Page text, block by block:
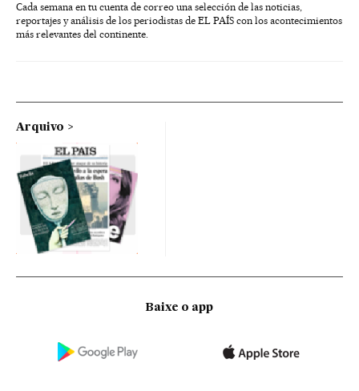
Cada semana en tu cuenta de correo una selección de las noticias,
reportajes y análisis de los periodistas de EL PAÍS con los acontecimientos
más relevantes del continente.
Arquivo
Baixe o app